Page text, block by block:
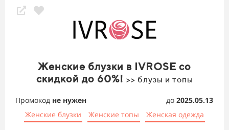
Женские блузки в IVROSE со
скидкой до 60%! >> блузы и топы
Промокод не нужен до 2025.05.13
Женские блузки
Женские топы Женская одежда